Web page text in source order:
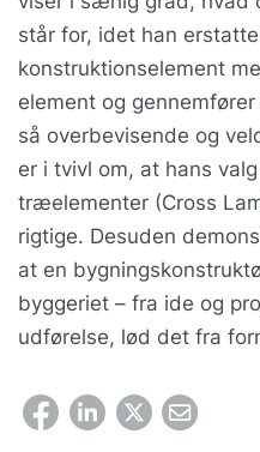
står for, idet han
konstruktionselement
element og
så overbevisende og
er i tvivl om, at hans
træelementer (Cross
rigtige. Desuden
at en
byggeriet – fra ide og
udførelse, lød det fra